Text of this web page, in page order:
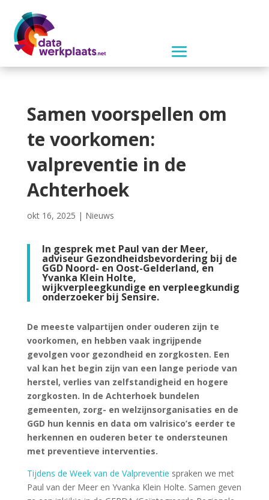
Samen voorspellen om
te voorkomen:
valpreventie in de
Achterhoek
okt 16, 2025 | Nieuws
In gesprek met Paul van der Meer,
adviseur Gezondheidsbevordering bij de
GGD Noord- en Oost-Gelderland, en
Yvanka Klein Holte,
wijkverpleegkundige en verpleegkundig
onderzoeker bij Sensire.
De meeste valpartijen onder ouderen zijn te
voorkomen, en hebben vaak ingrijpende
gevolgen voor gezondheid en zorgkosten. Een
val kan het begin zijn van een lange periode van
herstel, verlies van zelfstandigheid en hogere
zorgkosten. In de Achterhoek bundelen
gemeenten, zorg- en welzijnsorganisaties en de
GGD hun kennis en data om valrisico’s eerder te
herkennen en ouderen beter te ondersteunen
met preventieve interventies.
Tijdens de Week van de Valpreventie spraken we met
Paul van der Meer en Yvanka Klein Holte. Samen geven